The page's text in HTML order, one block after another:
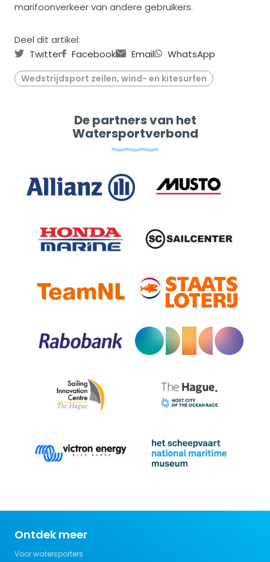
marifoonverkeer van andere gebruikers.
Deel dit artikel:
Twitter
Facebook Email WhatsApp
Wedstrijdsport zeilen, wind- en kitesurfen
De partners van het
Watersportverbond
Ontdek meer
Voor watersporters